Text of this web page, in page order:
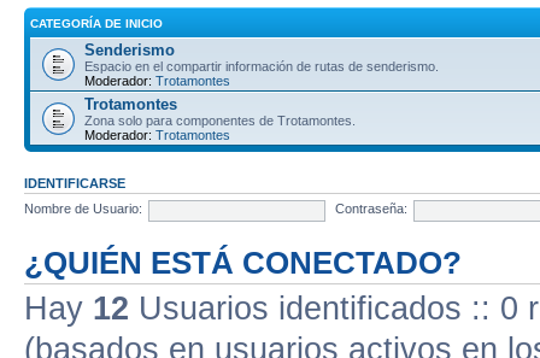
CATEGORÍA DE INICIO
Senderismo
Espacio en el compartir información de rutas de senderismo.
Moderador: Trotamontes
Trotamontes
Zona solo para componentes de Trotamontes.
Moderador: Trotamontes
IDENTIFICARSE
Nombre de Usuario:
Contraseña:
¿QUIÉN ESTÁ CONECTADO?
Hay 12 Usuarios identificados :: 0
(basados en usuarios activos en